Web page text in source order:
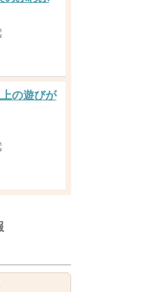
の遊びが